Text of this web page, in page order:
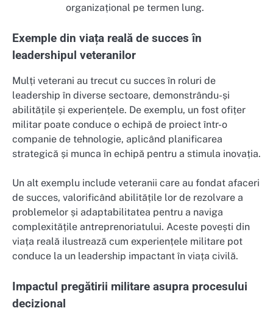
organizațional pe termen lung.
Exemple din viața reală de succes în
leadershipul veteranilor
Mulți veterani au trecut cu succes în roluri de
leadership în diverse sectoare, demonstrându-și
abilitățile și experiențele. De exemplu, un fost ofițer
militar poate conduce o echipă de proiect într-o
companie de tehnologie, aplicând planificarea
strategică și munca în echipă pentru a stimula inovația.
Un alt exemplu include veteranii care au fondat afaceri
de succes, valorificând abilitățile lor de rezolvare a
problemelor și adaptabilitatea pentru a naviga
complexitățile antreprenoriatului. Aceste povești din
viața reală ilustrează cum experiențele militare pot
conduce la un leadership impactant în viața civilă.
Impactul pregătirii militare asupra procesului
decizional